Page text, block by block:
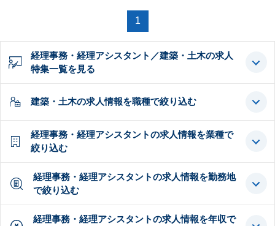
1
経理事務・経理アシスタント／建築・土木の求人
特集一覧を見る
建築・土木の求人情報を職種で絞り込む
経理事務・経理アシスタントの求人情報を業種で
絞り込む
経理事務・経理アシスタントの求人情報を勤務地
で絞り込む
経理事務・経理アシスタントの求人情報を年収で